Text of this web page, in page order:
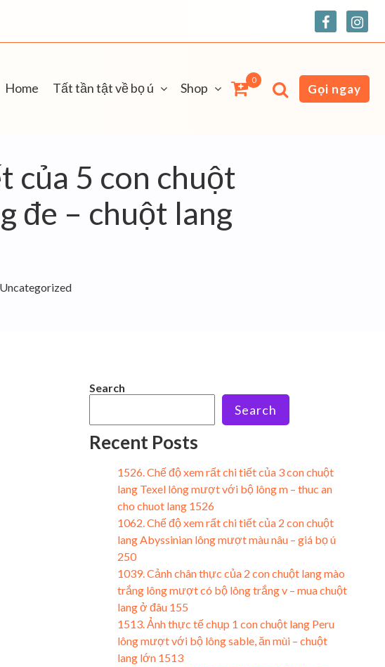
Home Tất tần tật về bọ ú Shop
0
Gọi ngay
của 5 con chuột
đe – chuột lang
Uncategorized
Search
Search
Recent Posts
1526. Chế độ xem rất chi tiết của 3 con chuột
lang Texel lông mượt với bộ lông m – thuc an
cho chuot lang 1526
1062. Chế độ xem rất chi tiết của 2 con chuột
lang Abyssinian lông mượt màu nâu – giá bọ ú
250
1039. Cảnh chân thực của 2 con chuột lang mào
trắng lông mượt có bộ lông trắng v – mua chuột
lang ở đâu 155
1513. Ảnh thực tế chụp 1 con chuột lang Peru
lông mượt với bộ lông sable, ăn mùi – chuột
lang lớn 1513